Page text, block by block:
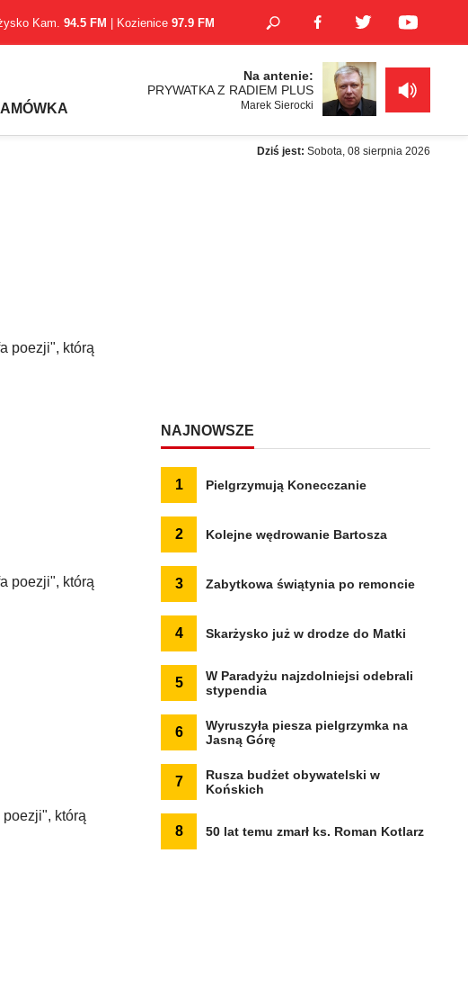
Kam. 94.5 FM | Kozienice 97.9 FM
Na antenie:
PRYWATKA Z RADIEM PLUS
Marek Sierocki
Dziś jest: Sobota, 08 sierpnia 2026
poezji", którą
poezji", którą
którą
NAJNOWSZE
1 Pielgrzymują Konecczanie
2 Kolejne wędrowanie Bartosza
3 Zabytkowa świątynia po remoncie
4 Skarżysko już w drodze do Matki
5
W Paradyżu najzdolniejsi odebrali
stypendia
6
Wyruszyła piesza pielgrzymka na
Jasną Górę
7
Rusza budżet obywatelski w
Końskich
8 50 lat temu zmarł ks. Roman Kotlarz